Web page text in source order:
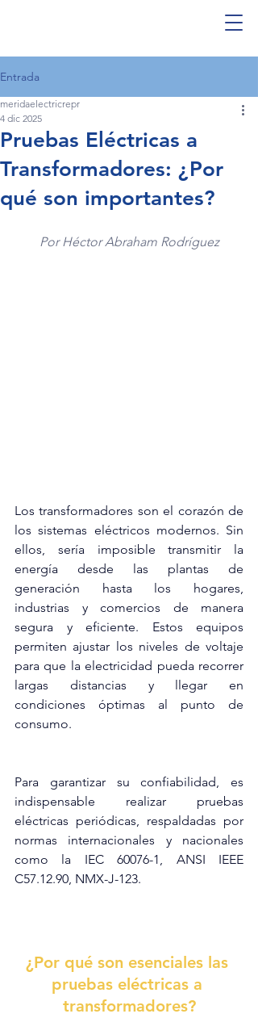
Entrada
Pruebas Eléctricas a
Transformadores: ¿Por
qué son importantes?
meridaelectricrepr
4 dic 2025
Por Héctor Abraham Rodríguez
Los transformadores son el corazón de
los sistemas eléctricos modernos. Sin
ellos, sería imposible transmitir la
energía desde las plantas de
generación hasta los hogares,
industrias y comercios de manera
segura y eficiente. Estos equipos
permiten ajustar los niveles de voltaje
para que la electricidad pueda recorrer
largas distancias y llegar en
condiciones óptimas al punto de
consumo.
Para garantizar su confiabilidad, es
indispensable realizar pruebas
eléctricas periódicas, respaldadas por
normas internacionales y nacionales
como la IEC 60076-1, ANSI IEEE
C57.12.90, NMX-J-123.
¿Por qué son esenciales las
pruebas eléctricas a
transformadores?